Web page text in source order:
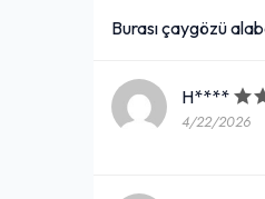
Burası çaygözü
H****
4/22/2026